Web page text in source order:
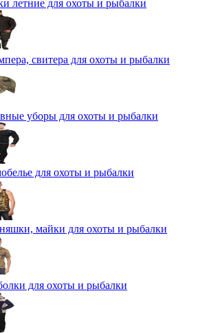
летние для охоты и рыбалки
свитера для охоты и рыбалки
уборы для охоты и рыбалки
для охоты и рыбалки
майки для охоты и рыбалки
для охоты и рыбалки